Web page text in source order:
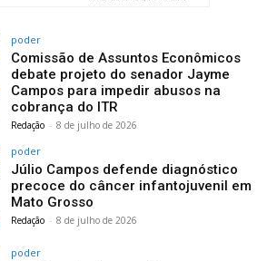
poder
Comissão de Assuntos Econômicos
debate projeto do senador Jayme
Campos para impedir abusos na
cobrança do ITR
Redação - 8 de julho de 2026
poder
Júlio Campos defende diagnóstico
precoce do câncer infantojuvenil em
Mato Grosso
Redação - 8 de julho de 2026
poder